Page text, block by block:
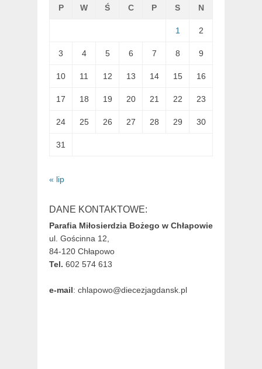
P W Ś C P S N
1 2
3 4 5 6 7 8 9
10 11 12 13 14 15 16
17 18 19 20 21 22 23
24 25 26 27 28 29 30
31
« lip
DANE KONTAKTOWE:
Parafia Miłosierdzia Bożego w Chłapowie
ul. Gościnna 12,
84-120 Chłapowo
Tel. 602 574 613
e-mail: chlapowo@diecezjagdansk.pl